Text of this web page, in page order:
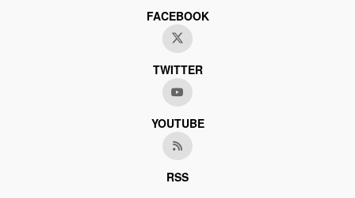
FACEBOOK
TWITTER
YOUTUBE
RSS